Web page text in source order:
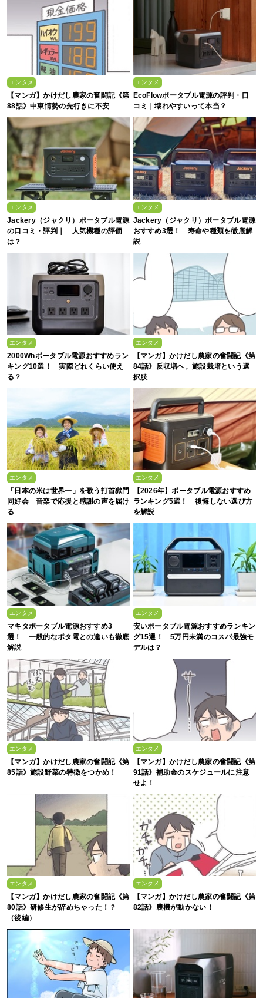
エンタメ
【マンガ】かけだし農家の奮闘記《第
88話》中東情勢の先行きに不安
エンタメ
EcoFlowポータブル電源の評判・口
コミ｜壊れやすいって本当？
エンタメ
Jackery（ジャクリ）ポータブル電源
の口コミ・評判｜ 人気機種の評価
は？
エンタメ
Jackery（ジャクリ）ポータブル電源
おすすめ3選！ 寿命や種類を徹底解
説
エンタメ
2000Whポータブル電源おすすめラン
キング10選！ 実際どれくらい使え
る？
エンタメ
【マンガ】かけだし農家の奮闘記《第
84話》反収増へ。施設栽培という選
択肢
エンタメ
「日本の米は世界一」を歌う打首獄門
同好会 音楽で応援と感謝の声を届け
る
エンタメ
【2026年】ポータブル電源おすすめ
ランキング5選！ 後悔しない選び方
を解説
エンタメ
マキタポータブル電源おすすめ3
選！ 一般的なポタ電との違いも徹底
解説
エンタメ
安いポータブル電源おすすめランキン
グ15選！ 5万円未満のコスパ最強モ
デルは？
エンタメ
【マンガ】かけだし農家の奮闘記《第
85話》施設野菜の特徴をつかめ！
エンタメ
【マンガ】かけだし農家の奮闘記《第
91話》補助金のスケジュールに注意
せよ！
エンタメ
【マンガ】かけだし農家の奮闘記《第
80話》研修生が辞めちゃった！？
（後編）
エンタメ
【マンガ】かけだし農家の奮闘記《第
82話》農機が動かない！